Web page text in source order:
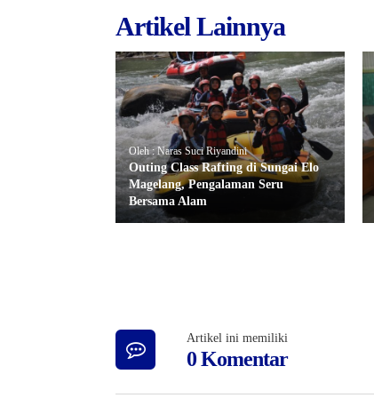
Artikel Lainnya
Oleh : Naras Suci Riyandini
Outing Class Rafting di Sungai Elo
Magelang, Pengalaman Seru
Bersama Alam
Artikel ini memiliki
0 Komentar